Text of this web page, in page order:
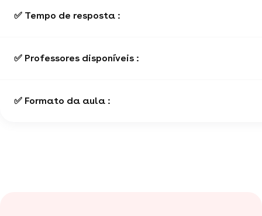
✅ Tempo de resposta :
✅ Professores disponíveis :
✅ Formato da aula :